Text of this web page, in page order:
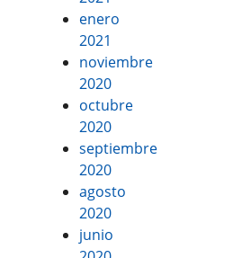
enero
2021
noviembre
2020
octubre
2020
septiembre
2020
agosto
2020
junio